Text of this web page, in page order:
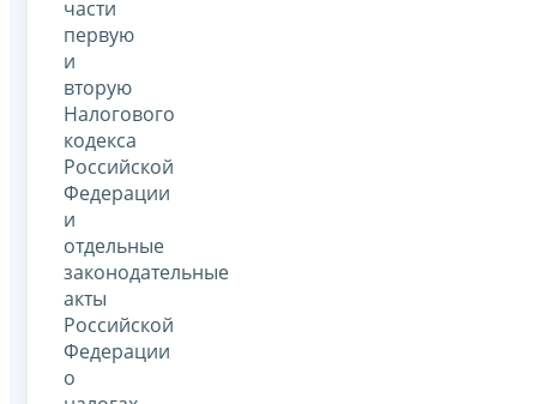
части
первую
и
вторую
Налогового
кодекса
Российской
Федерации
и
отдельные
законодательные
акты
Российской
Федерации
о